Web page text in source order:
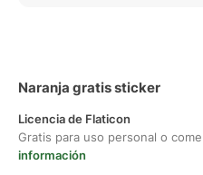
Naranja gratis sticker
Licencia de Flaticon
Gratis para uso personal o
información